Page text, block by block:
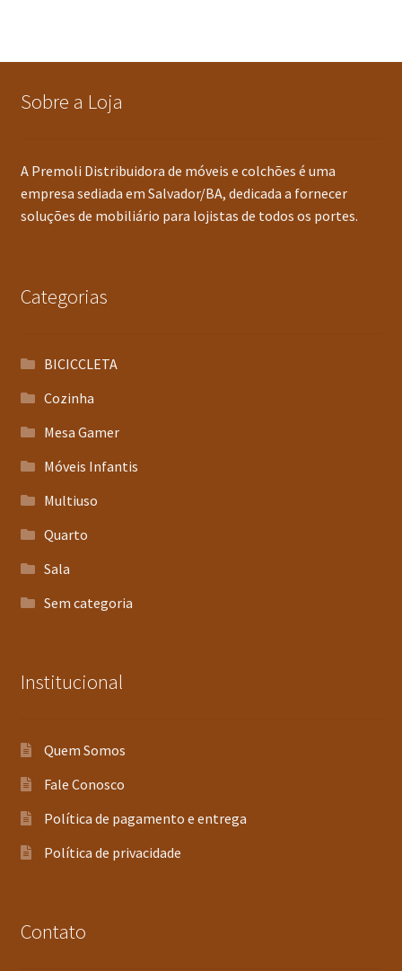
Sobre a Loja
A Premoli Distribuidora de móveis e colchões é uma
empresa sediada em Salvador/BA, dedicada a fornecer
soluções de mobiliário para lojistas de todos os portes.
Categorias
BICICCLETA
Cozinha
Mesa Gamer
Móveis Infantis
Multiuso
Quarto
Sala
Sem categoria
Institucional
Quem Somos
Fale Conosco
Política de pagamento e entrega
Política de privacidade
Contato